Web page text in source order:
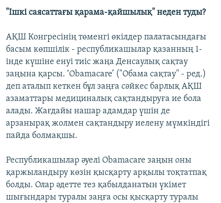
"Ішкі саясаттағы қарама-қайшылық" неден туды?
АҚШ Конгресінің төменгі өкілдер палатасындағы
басым көпшілік - республикашылар қазанның 1-
інде күшіне енуі тиіс жаңа Денсаулық сақтау
заңына қарсы. ‘Obamacare’ ("Обама сақтау" - ред.)
деп аталып кеткен бұл заңға сәйкес барлық АҚШ
азаматтары медициналық сақтандыруға ие бола
алады. Жағдайы нашар адамдар үшін де
арзанырақ жолмен сақтандыру иелену мүмкіндігі
пайда болмақшы.
Республикашылар әуелі Obamacare заңын оны
қаржыландыру көзін қысқарту арқылы тоқтатпақ
болды. Олар әдетте тез қабылданатын үкімет
шығындары туралы заңға осы қысқарту туралы